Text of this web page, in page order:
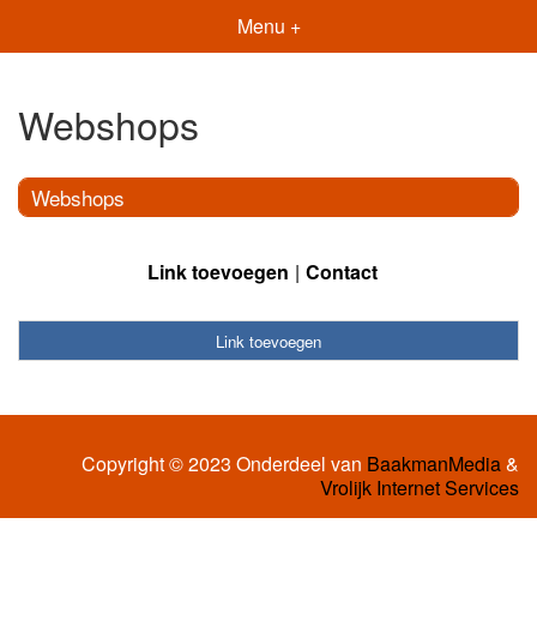
Menu +
Webshops
Webshops
Link toevoegen Contact
Link toevoegen
Copyright © 2023 Onderdeel van BaakmanMedia&
Vrolijk Internet Services